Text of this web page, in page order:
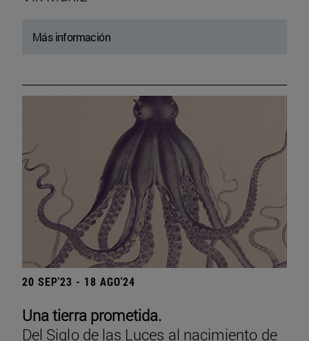
Más información
20 SEP'23 - 18 AGO'24
Una tierra prometida.
Del Siglo de las Luces al nacimiento de